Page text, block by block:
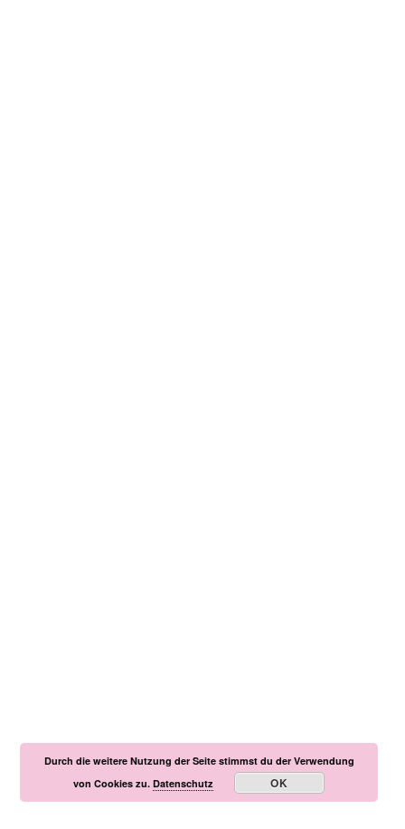
Durch die weitere Nutzung der Seite stimmst du der Verwendung
von Cookies zu.Datenschutz OK